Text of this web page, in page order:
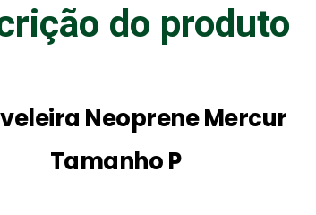
do produto
Neoprene Mercur
Tamanho P